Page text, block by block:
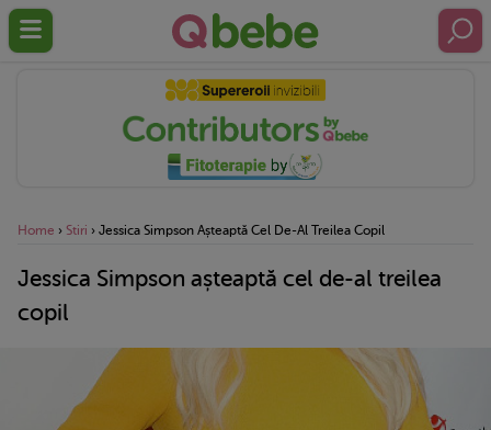
Home › Stiri › Jessica Simpson Așteaptă Cel De-Al Treilea Copil
Jessica Simpson așteaptă cel de-al treilea
copil